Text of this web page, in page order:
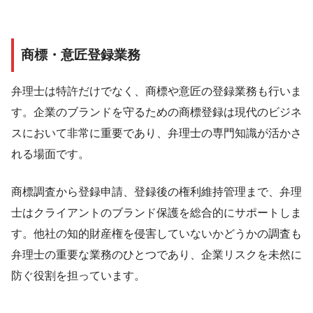
商標・意匠登録業務
弁理士は特許だけでなく、商標や意匠の登録業務も行いま
す。企業のブランドを守るための商標登録は現代のビジネ
スにおいて非常に重要であり、弁理士の専門知識が活かさ
れる場面です。
商標調査から登録申請、登録後の権利維持管理まで、弁理
士はクライアントのブランド保護を総合的にサポートしま
す。他社の知的財産権を侵害していないかどうかの調査も
弁理士の重要な業務のひとつであり、企業リスクを未然に
防ぐ役割を担っています。